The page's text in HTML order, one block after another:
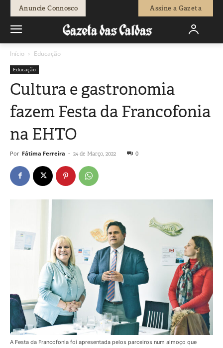
Anuncie Connosco Assine a Gazeta
Início Educação
Educação
Cultura e gastronomia
fazem Festa da Francofonia
na EHTO
Por Fátima Ferreira - 24 de Março, 2022 0
A Festa da Francofonia foi apresentada pelos parceiros num almoço que